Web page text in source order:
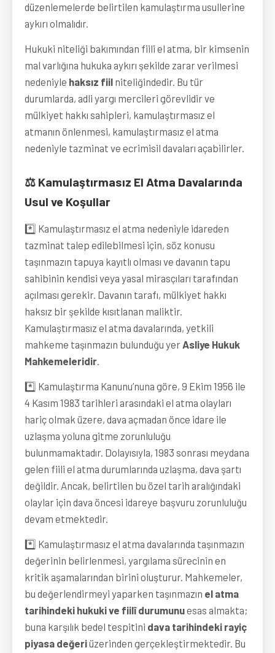
düzenlemelerde belirtilen kamulaştırma usullerine
aykırı olmalıdır.
Hukuki niteliği bakımından fiili el atma, bir kimsenin
mal varlığına hukuka aykırı şekilde zarar verilmesi
nedeniyle haksız fiil niteliğindedir. Bu tür
durumlarda, adli yargı mercileri görevlidir ve
mülkiyet hakkı sahipleri, kamulaştırmasız el
atmanın önlenmesi, kamulaştırmasız el atma
nedeniyle tazminat ve ecrimisil davaları açabilirler.
⚖️ Kamulaştırmasız El Atma Davalarında
Usul ve Koşullar
*️⃣ Kamulaştırmasız el atma nedeniyle idareden
tazminat talep edilebilmesi için, söz konusu
taşınmazın tapuya kayıtlı olması ve davanın tapu
sahibinin kendisi veya yasal mirasçıları tarafından
açılması gerekir. Davanın tarafı, mülkiyet hakkı
haksız bir şekilde kısıtlanan maliktir.
Kamulaştırmasız el atma davalarında, yetkili
mahkeme taşınmazın bulunduğu yer Asliye Hukuk
Mahkemeleridir.
*️⃣ Kamulaştırma Kanunu’nuna göre, 9 Ekim 1956 ile
4 Kasım 1983 tarihleri arasındaki el atma olayları
hariç olmak üzere, dava açmadan önce idare ile
uzlaşma yoluna gitme zorunluluğu
bulunmamaktadır. Dolayısıyla, 1983 sonrası meydana
gelen fiili el atma durumlarında uzlaşma, dava şartı
değildir. Ancak, belirtilen bu özel tarih aralığındaki
olaylar için dava öncesi idareye başvuru zorunluluğu
devam etmektedir.
*️⃣ Kamulaştırmasız el atma davalarında taşınmazın
değerinin belirlenmesi, yargılama sürecinin en
kritik aşamalarından birini oluşturur. Mahkemeler,
bu değerlendirmeyi yaparken taşınmazın el atma
tarihindeki hukuki ve fiilî durumunuesas almakta;
buna karşılık bedel tespitini dava tarihindeki rayiç
piyasa değeriüzerinden gerçekleştirmektedir. Bu